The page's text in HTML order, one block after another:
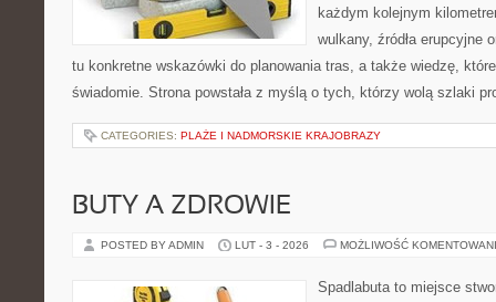
każdym kolejnym
wulkany, źródła erupcyjne
tu konkretne wskazówki do planowania tras, a także wiedzę,
świadomie. Strona powstała z myślą o tych, którzy wolą szlaki
CATEGORIES: PLAŻE I NADMORSKIE KRAJOBRAZY
BUTY A ZDROWIE
POSTED BY ADMIN LUT - 3 - 2026 MOŻLIWOŚĆ
Spadlabuta to miejsce